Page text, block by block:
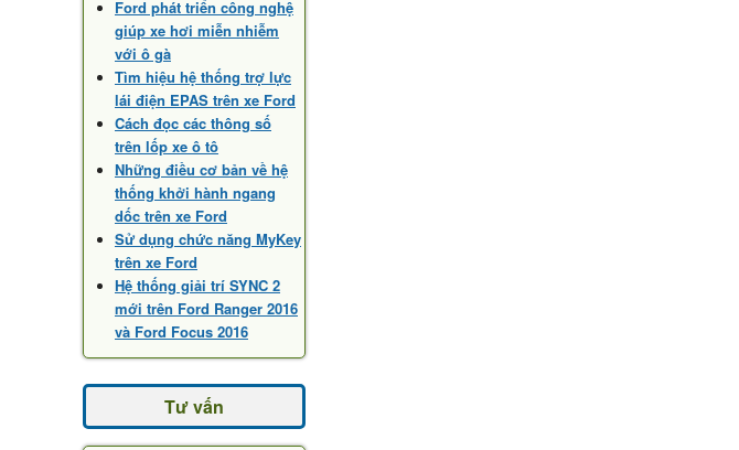
Ford phát triển công nghệ
giúp xe hơi miễn nhiễm
với ô gà
Tìm hiệu hệ thống trợ lực
lái điện EPAS trên xe Ford
Cách đọc các thông số
trên lốp xe ô tô
Những điều cơ bản về hệ
thống khởi hành ngang
dốc trên xe Ford
Sử dụng chức năng MyKey
trên xe Ford
Hệ thống giải trí SYNC 2
mới trên Ford Ranger 2016
và Ford Focus 2016
Tư vấn